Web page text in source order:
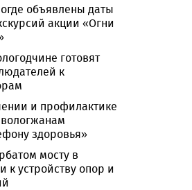
объявлены даты
акции «Огни
готовят
к
и профилактике
вологжанам
здоровья»
мосту в
к устройству опор и